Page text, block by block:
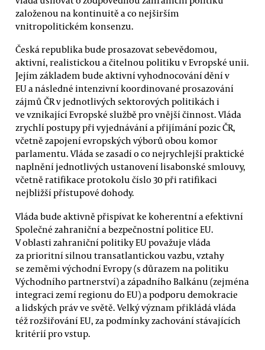
založenou na kontinuitě a co nejširším
vnitropolitickém konsenzu.
Česká republika bude prosazovat sebevědomou,
aktivní, realistickou a čitelnou politiku v Evropské unii.
Jejím základem bude aktivní vyhodnocování dění v
EU a následné intenzivní koordinované prosazování
zájmů ČR v jednotlivých sektorových politikách i
ve vznikající Evropské službě pro vnější činnost. Vláda
zrychlí postupy při vyjednávání a přijímání pozic ČR,
včetně zapojení evropských výborů obou komor
parlamentu. Vláda se zasadí o co nejrychlejší praktické
naplnění jednotlivých ustanovení lisabonské smlouvy,
včetně ratifikace protokolu číslo 30 při ratifikaci
nejbližší přístupové dohody.
Vláda bude aktivně přispívat ke koherentní a efektivní
Společné zahraniční a bezpečnostní politice EU.
V oblasti zahraniční politiky EU považuje vláda
za prioritní silnou transatlantickou vazbu, vztahy
se zeměmi východní Evropy (s důrazem na politiku
Východního partnerství) a západního Balkánu (zejména
integraci zemí regionu do EU) a podporu demokracie
a lidských práv ve světě. Velký význam přikládá vláda
též rozšiřování EU, za podmínky zachování stávajících
kritérií pro vstup.